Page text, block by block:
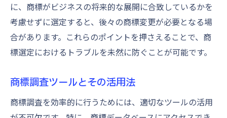
に、商標がビジネスの将来的な展開に合致しているかを
考慮せずに選定すると、後々の商標変更が必要となる場
合があります。これらのポイントを押さえることで、商
標選定におけるトラブルを未然に防ぐことが可能です。
商標調査ツールとその活用法
商標調査を効率的に行うためには、適切なツールの活用